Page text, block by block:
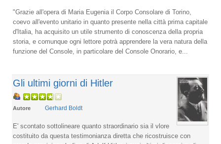
"Grazie all'opera di Maria Eugenia il Corpo Consolare di Torino,
coevo all'evento unitario in quanto presente nella città prima capitale
d'Italia, ha acquisito un utile strumento di conoscenza della propria
storia, e comunque ogni lettore potrà apprendere la vera natura della
funzione del Console, in particolare del Console Onorario, e...
Gli ultimi giorni di Hitler
Autore Gerhard Boldt
E' scontato sottolineare quanto straordinario sia il vlore
costituito da questa testimonianza diretta che ricostruisce con